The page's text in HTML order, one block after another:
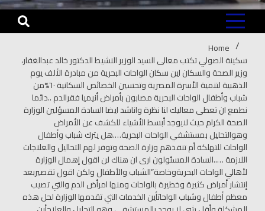
Home
سكينة الصولي تكتب معالى السيد الوزير النشيط الدكتور خالد عبدالغفار،
وزير الصحة والسكان اين سكان الواحات البحرية من مبادرة الألف يوم
الذهبية لتنمية الأسرة المصرية وتحسين الخصائص السكانية ٦٠%من
شباب وأطفال الواحات البحرية مصابون بأمراض أنيميا فقرالدم ..دائما
نطمع ان تعطى معاليك لنا نظرة واناشد ايضا السادة المسؤلين الوزارة
الصحة الكرام حيث لايوجد أبسط الأشياء للكشف عن الأمراض
وهوالتحليل بمستشفي الواحات البحرية….هل يترك شباب وأطفال
الواحات للتهلكة أم تنقذهم وزارة الصحة وتوفر لهم التحاليل والعلاجات
اللازمة …..السادة المسئولون ارى ان هناك لن اقول إهمال الوزارة
لأهالي الواحات البحريةوخاصة”الشباب والأطفال ولكن اقول تقصيربعد
إنتشار أمراض كثيرة وخطيرة بالواحات ومنها امرأض الدم والتي تصيب
معظم أطفال وشباب الواحاتأين الخدمات التي تقدمها الوزارة لحل هذه